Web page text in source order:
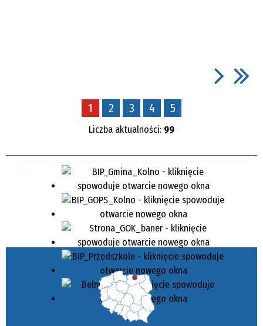
1 2 3 4 5
Liczba aktualności: 99